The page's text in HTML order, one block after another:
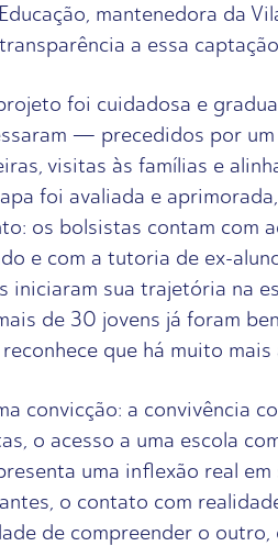
mantenedora da
a essa
foi cuidadosa e
— precedidos por
visitas às famílias e
foi avaliada e
os bolsistas contam com
e com a tutoria de ex-
iniciaram sua trajetória na
de 30 jovens já foram
que há muito mais
convicção: a convivência
o acesso a uma escola
uma inflexão real
o contato com
de compreender o outro,